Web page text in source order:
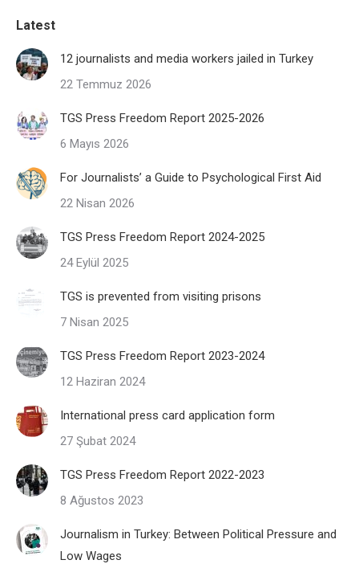
Latest
12 journalists and media workers jailed in Turkey
22 Temmuz 2026
TGS Press Freedom Report 2025-2026
6 Mayıs 2026
For Journalists’ a Guide to Psychological First Aid
22 Nisan 2026
TGS Press Freedom Report 2024-2025
24 Eylül 2025
TGS is prevented from visiting prisons
7 Nisan 2025
TGS Press Freedom Report 2023-2024
12 Haziran 2024
International press card application form
27 Şubat 2024
TGS Press Freedom Report 2022-2023
8 Ağustos 2023
Journalism in Turkey: Between Political Pressure and
Low Wages